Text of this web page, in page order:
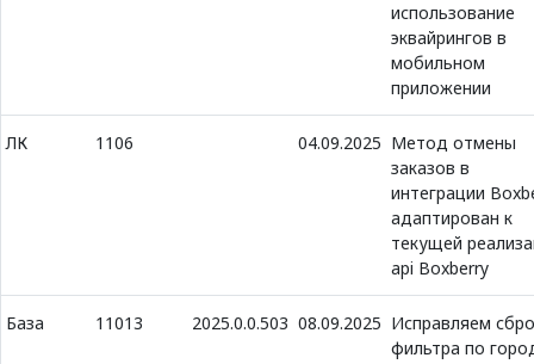
использование
эквайрингов в
мобильном
приложении
ЛК 1106 04.09.2025 Метод отмены
заказов в
интеграции
адаптирован к
текущей
api Boxberry
База 11013 2025.0.0.503 08.09.2025 Исправляем
фильтра по